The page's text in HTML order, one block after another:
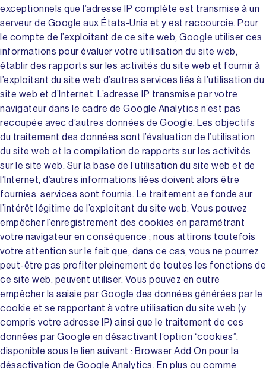
exceptionnels que l’adresse IP complète est transmise à un
serveur de Google aux États-Unis et y est raccourcie. Pour
le compte de l’exploitant de ce site web, Google utiliser ces
informations pour évaluer votre utilisation du site web,
établir des rapports sur les activités du site web et fournir à
l’exploitant du site web d’autres services liés à l’utilisation du
site web et d’Internet. L’adresse IP transmise par votre
navigateur dans le cadre de Google Analytics n’est pas
recoupée avec d’autres données de Google. Les objectifs
du traitement des données sont l’évaluation de l’utilisation
du site web et la compilation de rapports sur les activités
sur le site web. Sur la base de l’utilisation du site web et de
l’Internet, d’autres informations liées doivent alors être
fournies. services sont fournis. Le traitement se fonde sur
l’intérêt légitime de l’exploitant du site web. Vous pouvez
empêcher l’enregistrement des cookies en paramétrant
votre navigateur en conséquence ; nous attirons toutefois
votre attention sur le fait que, dans ce cas, vous ne pourrez
peut-être pas profiter pleinement de toutes les fonctions de
ce site web. peuvent utiliser. Vous pouvez en outre
empêcher la saisie par Google des données générées par le
cookie et se rapportant à votre utilisation du site web (y
compris votre adresse IP) ainsi que le traitement de ces
données par Google en désactivant l’option “cookies”.
disponible sous le lien suivant : Browser Add On pour la
désactivation de Google Analytics. En plus ou comme